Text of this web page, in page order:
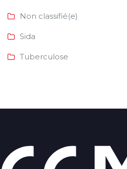
Non classifié(e)
Sida
Tuberculose